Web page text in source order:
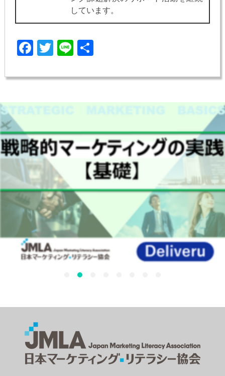
しています。
Facebook
Twitter
Line